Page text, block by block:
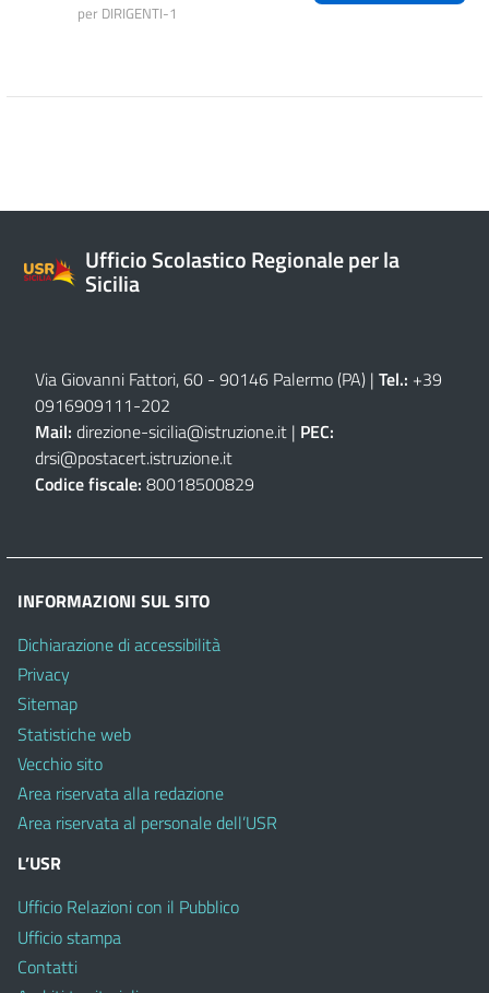
per DIRIGENTI-1
Ufficio Scolastico Regionale per la
Sicilia
Via Giovanni Fattori, 60 - 90146 Palermo (PA) | Tel.: +39
0916909111-202
Mail: direzione-sicilia@istruzione.it | PEC:
drsi@postacert.istruzione.it
Codice fiscale: 80018500829
INFORMAZIONI SUL SITO
Dichiarazione di accessibilità
Privacy
Sitemap
Statistiche web
Vecchio sito
Area riservata alla redazione
Area riservata al personale dell’USR
L’USR
Ufficio Relazioni con il Pubblico
Ufficio stampa
Contatti